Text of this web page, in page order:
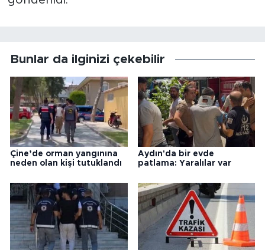
Bunlar da ilginizi çekebilir
Çine’de orman yangınına
neden olan kişi tutuklandı
Aydın'da bir evde
patlama: Yaralılar var